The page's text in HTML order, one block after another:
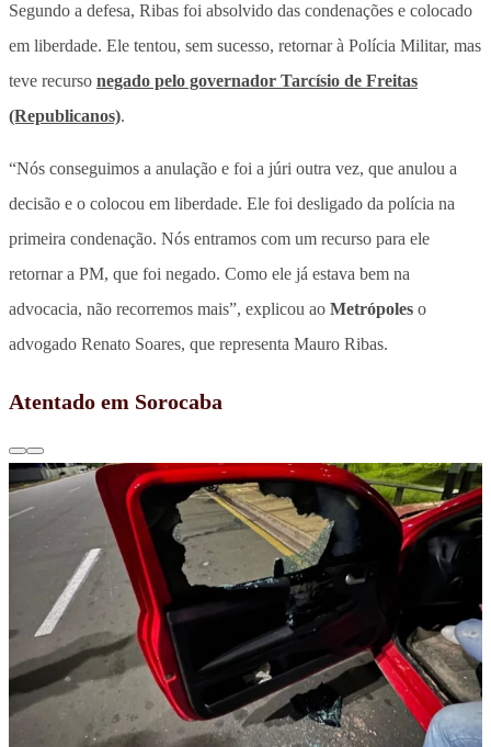
Segundo a defesa, Ribas foi absolvido das condenações e colocado
em liberdade. Ele tentou, sem sucesso, retornar à Polícia Militar, mas
teve recurso negado pelo governador Tarcísio de Freitas
(Republicanos).
“Nós conseguimos a anulação e foi a júri outra vez, que anulou a
decisão e o colocou em liberdade. Ele foi desligado da polícia na
primeira condenação. Nós entramos com um recurso para ele
retornar a PM, que foi negado. Como ele já estava bem na
advocacia, não recorremos mais”, explicou ao Metrópoles o
advogado Renato Soares, que representa Mauro Ribas.
Atentado em Sorocaba